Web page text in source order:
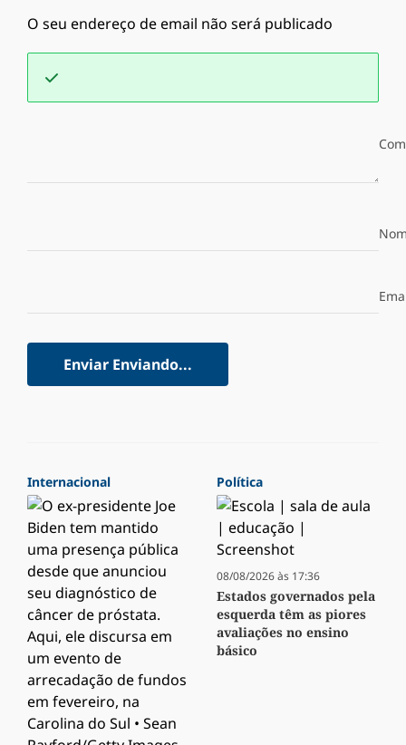
O seu endereço de email não será publicado
Enviar Enviando...
Internacional Política
08/08/2026 às 17:36
Estados governados pela
esquerda têm as piores
avaliações no ensino
básico